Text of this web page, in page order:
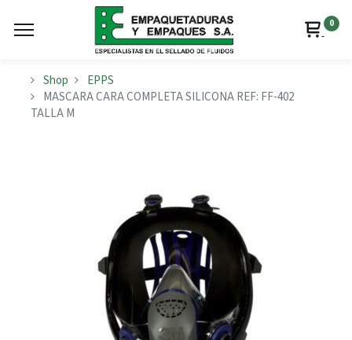
0
Shop
EPPS
MASCARA CARA COMPLETA SILICONA REF: FF-402
TALLA M